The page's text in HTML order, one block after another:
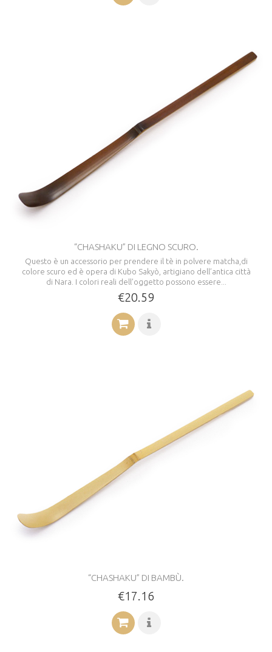
“CHASHAKU” DI LEGNO SCURO.
Questo è un accessorio per prendere il tè in polvere matcha,di
colore scuro ed è opera di Kubo Sakyò, artigiano dell’antica città
di Nara. I colori reali dell’oggetto possono essere...
€20.59
“CHASHAKU” DI BAMBÙ.
€17.16